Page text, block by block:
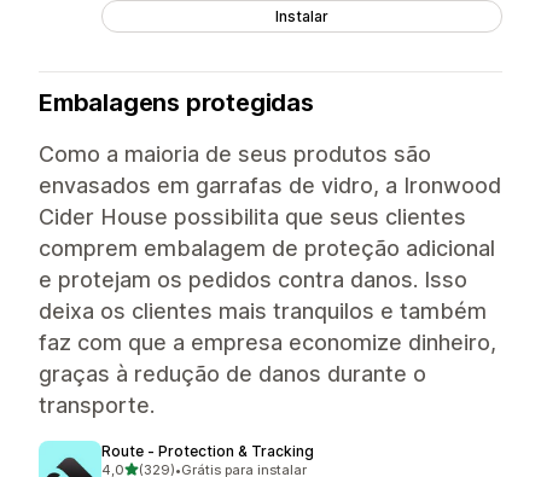
Instalar
Embalagens protegidas
Como a maioria de seus produtos são
envasados em garrafas de vidro, a Ironwood
Cider House possibilita que seus clientes
comprem embalagem de proteção adicional
e protejam os pedidos contra danos. Isso
deixa os clientes mais tranquilos e também
faz com que a empresa economize dinheiro,
graças à redução de danos durante o
transporte.
Route ‑ Protection & Tracking
4,0de 5 estrelas
(329)•Grátis para instalar